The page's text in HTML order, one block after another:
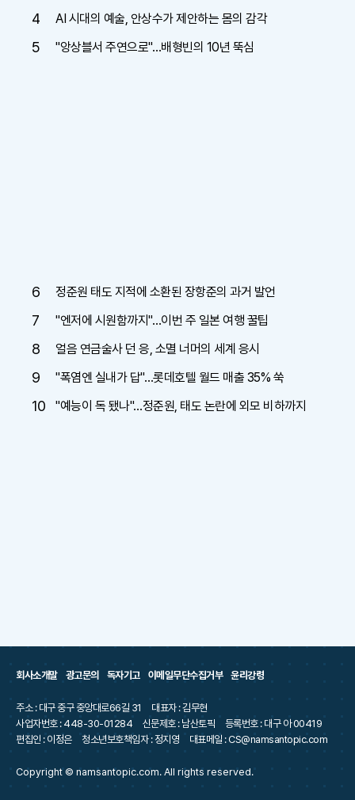
4 AI 시대의 예술, 안상수가 제안하는 몸의 감각
5 "앙상블서 주연으로"…배형빈의 10년 뚝심
6 정준원 태도 지적에 소환된 장항준의 과거 발언
7 "엔저에 시원함까지"…이번 주 일본 여행 꿀팁
8 얼음 연금술사 던 응, 소멸 너머의 세계 응시
9 "폭염엔 실내가 답"…롯데호텔 월드 매출 35% 쑥
10 "예능이 독 됐나"…정준원, 태도 논란에 외모 비하까지
회사소개말 광고문의 독자기고 이메일무단수집거부 윤리강령
주소 : 대구 중구 중앙대로66길 31
대표자 : 김무현
사업자번호 : 448-30-01284
신문제호 : 남산토픽
등록번호 : 대구 아 00419
편집인 : 이정은
청소년보호책임자 : 정지영 대표메일 : CS@namsantopic.com
Copyright © namsantopic.com. All rights reserved.